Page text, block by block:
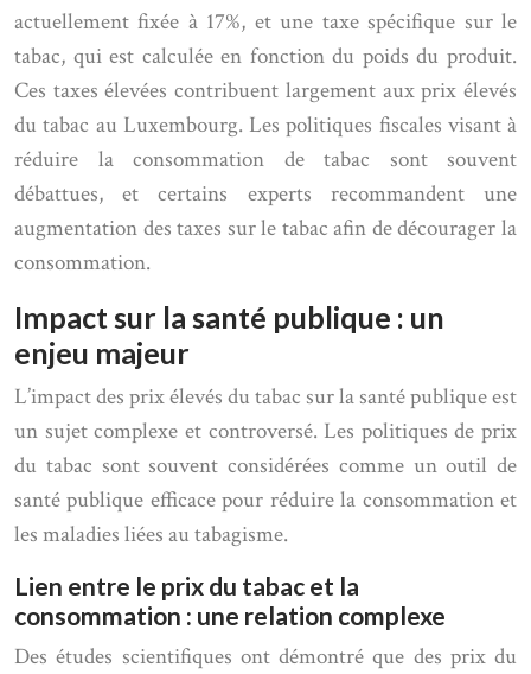
actuellement fixée à 17%, et une taxe spécifique sur le
tabac, qui est calculée en fonction du poids du produit.
Ces taxes élevées contribuent largement aux prix élevés
du tabac au Luxembourg. Les politiques fiscales visant à
réduire la consommation de tabac sont souvent
débattues, et certains experts recommandent une
augmentation des taxes sur le tabac afin de décourager la
consommation.
Impact sur la santé publique : un
enjeu majeur
L’impact des prix élevés du tabac sur la santé publique est
un sujet complexe et controversé. Les politiques de prix
du tabac sont souvent considérées comme un outil de
santé publique efficace pour réduire la consommation et
les maladies liées au tabagisme.
Lien entre le prix du tabac et la
consommation : une relation complexe
Des études scientifiques ont démontré que des prix du